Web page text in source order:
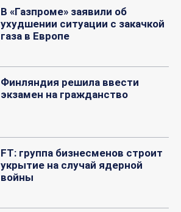
В «Газпроме» заявили об
ухудшении ситуации с закачкой
газа в Европе
Финляндия решила ввести
экзамен на гражданство
FT: группа бизнесменов строит
укрытие на случай ядерной
войны